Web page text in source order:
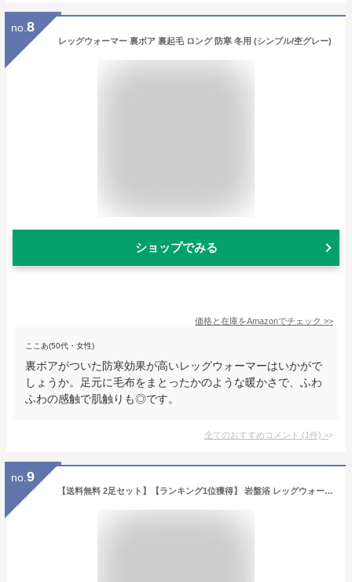
no. 8
レッグウォーマー 裏ボア 裏起毛 ロング 防寒 冬用 (シンプル/杢グレー)
ショップでみる
価格と在庫をAmazonでチェック >>
ここあ(50代・女性)
裏ボアがついた防寒効果が高いレッグウォーマーはいかがで
しょうか。足元に毛布をまとったかのような暖かさで、ふわ
ふわの感触で肌触りも◎です。
全てのおすすめコメント (1件) >
no. 9
【送料無料 2足セット】【ランキング1位獲得】 岩盤浴 レッグウォーマー 足 冷え 冷房対策 レディース メンズ ロング 睡眠 就寝 遠赤外線 日本製 レッグ ウォーマー あったかグッズプレゼント 暖かい 冷えとり 薄手 薄い 綿 足温 フリーサイズ 足元 冷え対策 北投石